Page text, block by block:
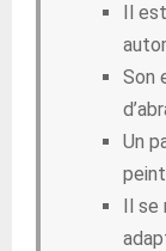
Il
Son
Un
Il se